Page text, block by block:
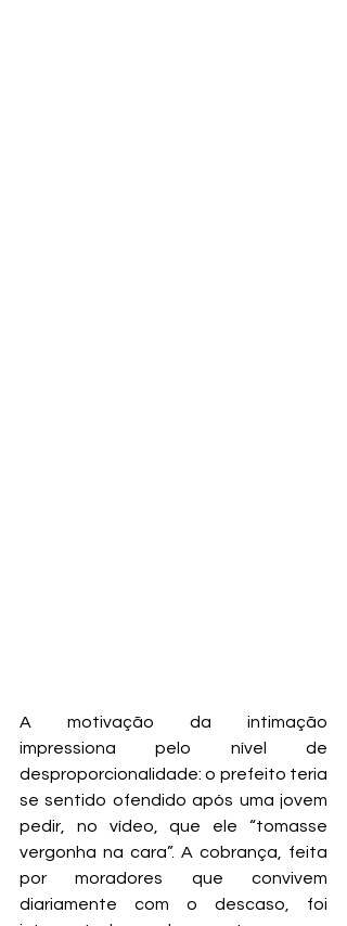
A motivação da intimação
impressiona pelo nível de
desproporcionalidade: o prefeito teria
se sentido ofendido após uma jovem
pedir, no vídeo, que ele “tomasse
vergonha na cara”. A cobrança, feita
por moradores que convivem
diariamente com o descaso, foi